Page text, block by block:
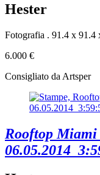
Hester
Fotografia . 91.4 x 91.4
6.000 €
Consigliato da Artsper
Rooftop